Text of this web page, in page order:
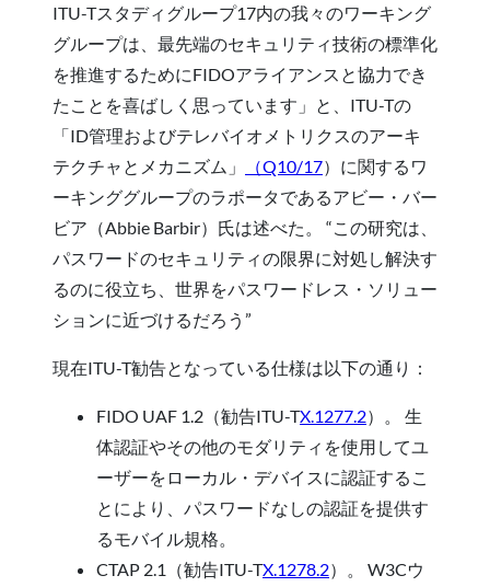
ITU-Tスタディグループ17内の我々のワーキング
グループは、最先端のセキュリティ技術の標準化
を推進するためにFIDOアライアンスと協力でき
たことを喜ばしく思っています」と、ITU-Tの
「ID管理およびテレバイオメトリクスのアーキ
テクチャとメカニズム」
（Q10/17）に関するワ
ーキンググループのラポータであるアビー・バー
ビア（Abbie Barbir）氏は述べた。 “この研究は、
パスワードのセキュリティの限界に対処し解決す
るのに役立ち、世界をパスワードレス・ソリュー
ションに近づけるだろう”
現在ITU-T勧告となっている仕様は以下の通り：
FIDO UAF 1.2（勧告ITU-TX.1277.2）。 生
体認証やその他のモダリティを使用してユ
ーザーをローカル・デバイスに認証するこ
とにより、パスワードなしの認証を提供す
るモバイル規格。
CTAP 2.1（勧告ITU-TX.1278.2）。 W3Cウ